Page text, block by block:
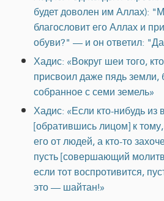
будет доволен им Аллах):
благословит его Аллах и
обуви?" — и он ответил:
Хадис: «Вокруг шеи того,
присвоил даже пядь земли,
собранное с семи земель»
Хадис: «Если кто-нибудь из
[обратившись лицом] к тому,
его от людей, а кто-то
пусть [совершающий
если тот воспротивится,
это — шайтан!»